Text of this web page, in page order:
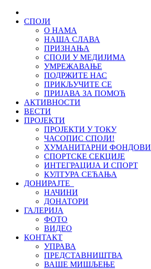
СПОЈИ
О НАМА
НАША СЛАВА
ПРИЗНАЊА
СПОЈИ У МЕДИЈИМА
УМРЕЖАВАЊЕ
ПОДРЖИТЕ НАС
ПРИКЉУЧИТЕ СЕ
ПРИЈАВА ЗА ПОМОЋ
АКТИВНОСТИ
ВЕСТИ
ПРОЈЕКТИ
ПРОЈЕКТИ У ТОКУ
ЧАСОПИС СПОЈИ!
ХУМАНИТАРНИ ФОНДОВИ
СПОРТСКЕ СЕКЦИЈЕ
ИНТЕГРАЦИЈА И СПОРТ
КУЛТУРА СЕЋАЊА
ДОНИРАЈТЕ
НАЧИНИ
ДОНАТОРИ
ГАЛЕРИЈА
ФОТО
ВИДЕО
КОНТАКТ
УПРАВА
ПРЕДСТАВНИШТВА
ВАШЕ МИШЉЕЊЕ